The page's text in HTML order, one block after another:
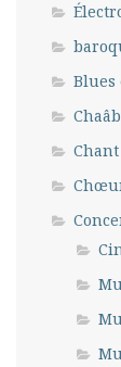
Blues